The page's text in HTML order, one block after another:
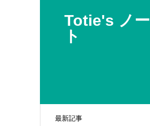
Totie's ノー
ト
最新記事